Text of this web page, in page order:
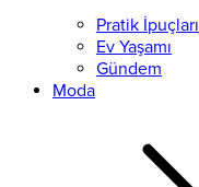
Pratik İpuçları
Ev Yaşamı
Gündem
Moda